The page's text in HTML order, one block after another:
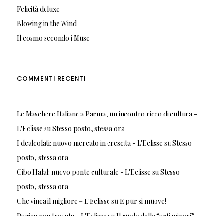
Felicità deluxe
Blowing in the Wind
Il cosmo secondo i Muse
COMMENTI RECENTI
Le Maschere Italiane a Parma, un incontro ricco di cultura -
L'Eclisse suStesso posto, stessa ora
I dealcolati: nuovo mercato in crescita - L'Eclisse suStesso
posto, stessa ora
Cibo Halal: nuovo ponte culturale - L'Eclisse suStesso
posto, stessa ora
Che vinca il migliore – L'Eclisse suE pur si muove!